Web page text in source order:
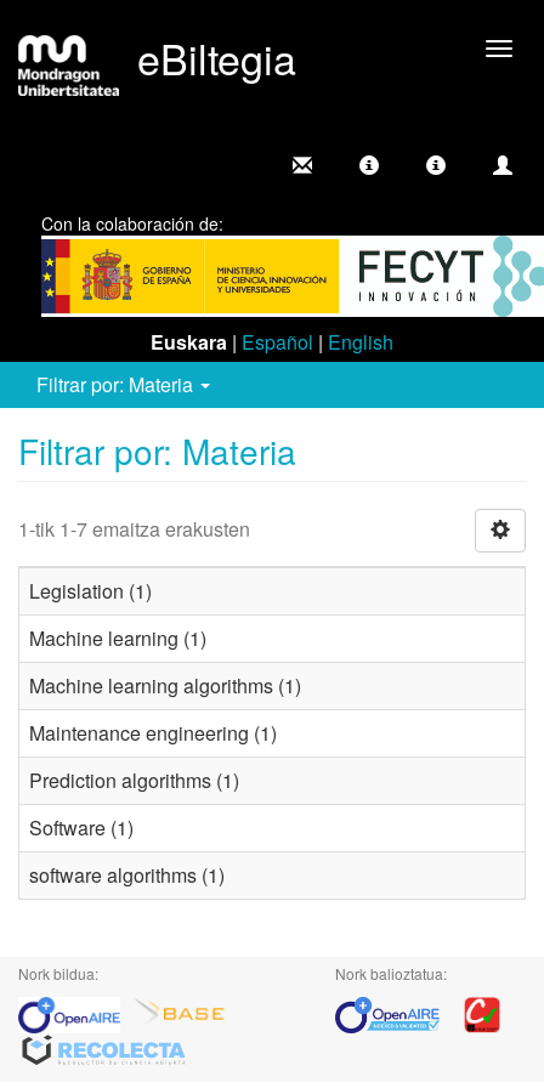
eBiltegia
Con la colaboración de:
Euskara | Español | English
Filtrar por: Materia
Filtrar por: Materia
1-tik 1-7 emaitza erakusten
Legislation (1)
Machine learning (1)
Machine learning algorithms (1)
Maintenance engineering (1)
Prediction algorithms (1)
Software (1)
software algorithms (1)
Nork bildua: Nork balioztatua: